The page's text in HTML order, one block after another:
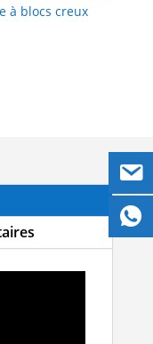
à blocs creux